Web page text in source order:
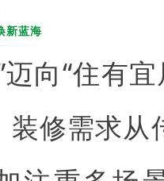
新蓝海
迈向“住有
修需求从